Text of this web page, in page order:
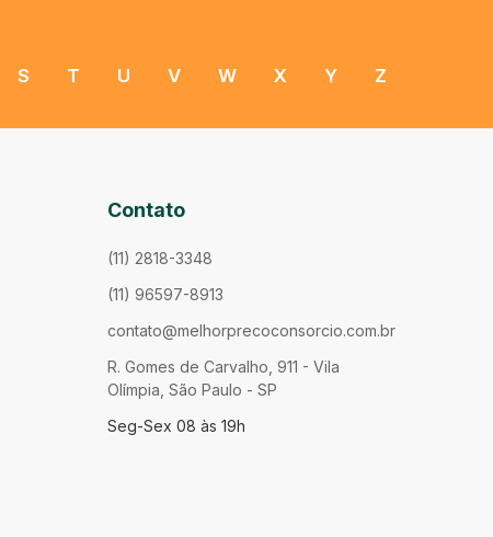
S T U V W X Y Z
Contato
(11) 2818-3348
(11) 96597-8913
contato@melhorprecoconsorcio.com.br
R. Gomes de Carvalho, 911 - Vila
Olímpia, São Paulo - SP
Seg-Sex 08 às 19h